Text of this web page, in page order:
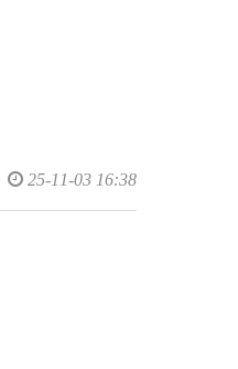
25-11-03 16:38